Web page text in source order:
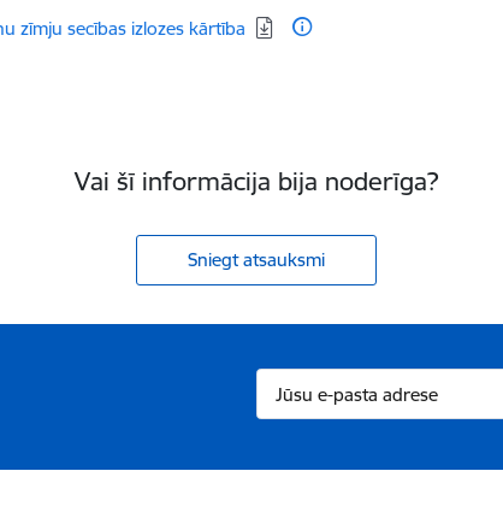
zīmju secības izlozes kārtība
Vai šī informācija bija noderīga?
Sniegt atsauksmi